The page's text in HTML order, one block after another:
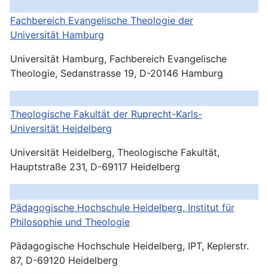
Fachbereich Evangelische Theologie der
Universität Hamburg
Universität Hamburg, Fachbereich Evangelische
Theologie, Sedanstrasse 19, D-20146 Hamburg
Theologische Fakultät der Ruprecht-Karls-
Universität Heidelberg
Universität Heidelberg, Theologische Fakultät,
Hauptstraße 231, D-69117 Heidelberg
Pädagogische Hochschule Heidelberg, Institut für
Philosophie und Theologie
Pädagogische Hochschule Heidelberg, IPT, Keplerstr.
87, D-69120 Heidelberg